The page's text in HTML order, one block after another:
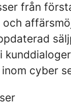
från
och
cyber